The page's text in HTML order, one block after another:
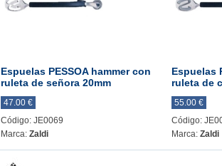
Espuelas PESSOA hammer con
ruleta de señora 20mm
47.00 €
Código: JE0069
Marca: Zaldi
Espuelas
ruleta de
55.00 €
Código:
Marca: Zaldi